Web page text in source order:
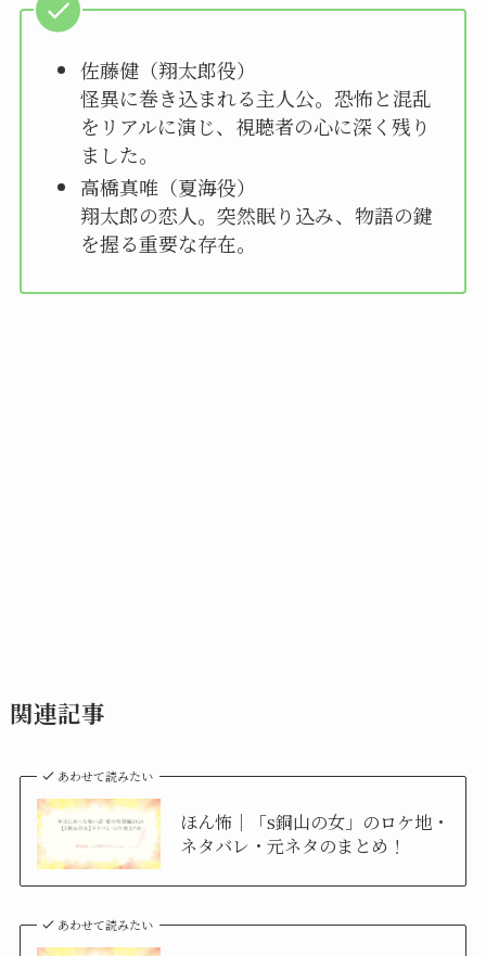
佐藤健（翔太郎役）
怪異に巻き込まれる主人公。恐怖と混乱
をリアルに演じ、視聴者の心に深く残り
ました。
高橋真唯（夏海役）
翔太郎の恋人。突然眠り込み、物語の鍵
を握る重要な存在。
関連記事
あわせて読みたい
ほん怖｜「s銅山の女」のロケ地・
ネタバレ・元ネタのまとめ！
あわせて読みたい